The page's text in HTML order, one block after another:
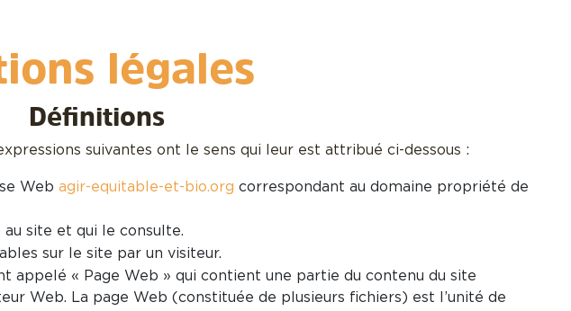
légales
Définitions
suivantes ont le sens qui leur est attribué ci-dessous :
Web agir-equitable-et-bio.org correspondant au domaine propriété de
site et qui le consulte.
sur le site par un visiteur.
appelé « Page Web » qui contient une partie du contenu du site
Web. La page Web (constituée de plusieurs fichiers) est l’unité de